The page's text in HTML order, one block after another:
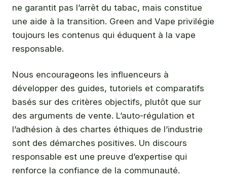
ne garantit pas l’arrêt du tabac, mais constitue
une aide à la transition. Green and Vape privilégie
toujours les contenus qui éduquent à la vape
responsable.
Nous encourageons les influenceurs à
développer des guides, tutoriels et comparatifs
basés sur des critères objectifs, plutôt que sur
des arguments de vente. L’auto-régulation et
l’adhésion à des chartes éthiques de l’industrie
sont des démarches positives. Un discours
responsable est une preuve d’expertise qui
renforce la confiance de la communauté.